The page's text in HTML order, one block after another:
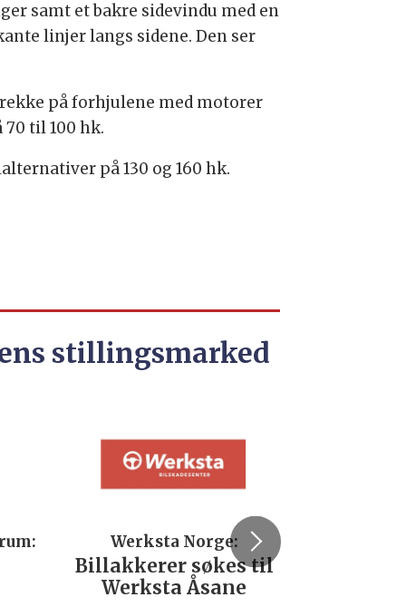
samt et bakre sidevindu med en
linjer langs sidene. Den ser
på forhjulene med motorer
til 100 hk.
på 130 og 160 hk.
stillingsmarked
Werksta Norge:
Billakkerer søkes til
Werksta Åsane